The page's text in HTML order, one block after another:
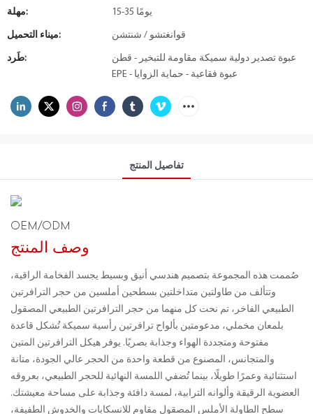
مهلة: 15-35 يومًا
ميناء التحميل: قوانغتشو / شنتشن
طَرد:
عبوة تصدير دولية سميكة مقاومة للتبخير - قطن
EPE - عبوة فقاعية - حماية الزوايا
تفاصيل المنتج
OEM/ODM
وصف المنتج
صُممت هذه المجموعة بتصميم هندسي أنيق وبسيط يجسد الفخامة الراقية،
وتتألف من طاولتين متداخلتين بسطحين أملسين من حجر الترافرتين
الطبيعي الفاخر، تم نحت كل منهما من حجر الترافرتين الطبيعي المصقول
بلمعان مخملي، مدعومتين بألواح ترافرتين رأسية سميكة تُشكل قاعدة
مفتوحة ومتجددة الهواء وجذابة بصريًا. يوفر هيكل الترافرتين المتين
والمتجانس، المصنوع من قطعة واحدة من الحجر عالي الجودة، متانة
استثنائية وعمرًا طويلًا، بينما تُضفي اللمسة النهائية للحجر الطبيعي، بعروقه
العضوية الرقيقة وألوانه الترابية، لمسة دافئة وجذابة على مساحة معيشتك.
سطح الطاولة الأملس المصقول مقاوم للانسكابات والخدوش الطفيفة،